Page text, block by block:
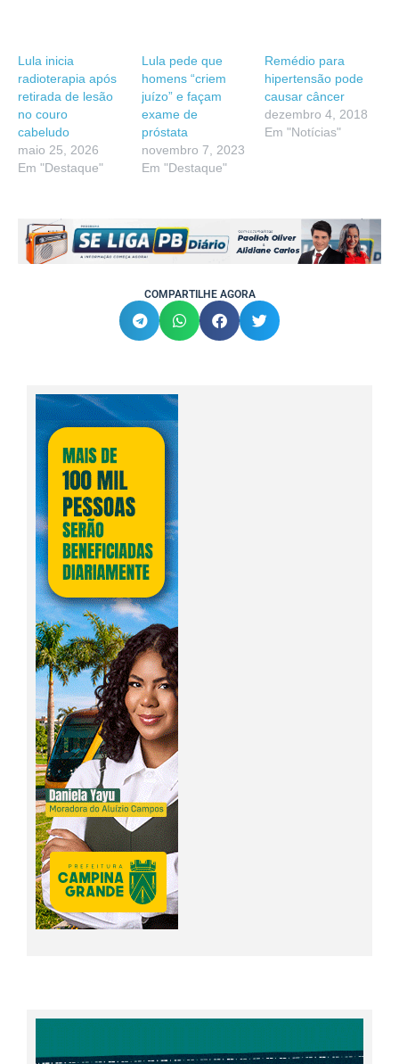
Lula inicia
radioterapia após
retirada de lesão
no couro
cabeludo
maio 25, 2026
Em "Destaque"
Lula pede que
homens “criem
juízo” e façam
exame de
próstata
novembro 7, 2023
Em "Destaque"
Remédio para
hipertensão pode
causar câncer
dezembro 4, 2018
Em "Notícias"
COMPARTILHE AGORA